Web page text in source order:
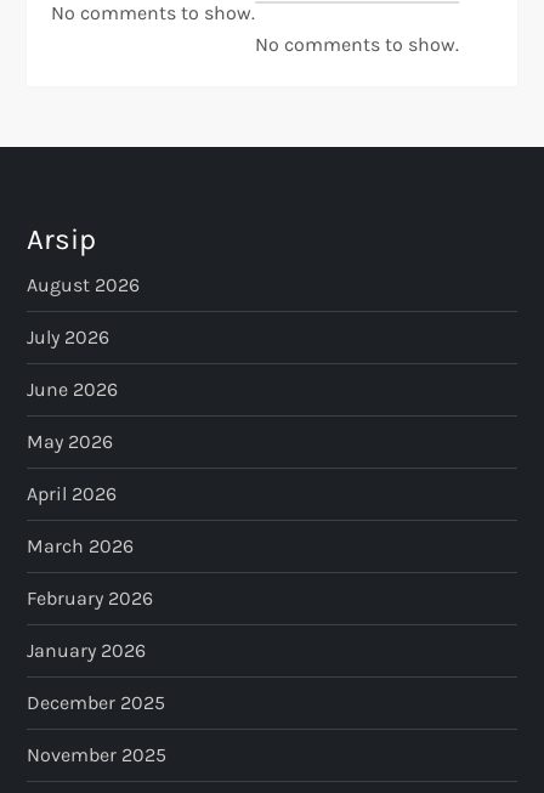
No comments to show.
No comments to show.
Arsip
August 2026
July 2026
June 2026
May 2026
April 2026
March 2026
February 2026
January 2026
December 2025
November 2025